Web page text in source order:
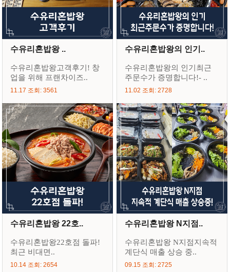
수유리혼밥왕 ..
수유리혼밥왕고객후기! 창
업을 위해 프랜차이즈..
11.17 조회: 3561
수유리혼밥왕의 인기..
수유리혼밥왕의 인기최근
주문수가 증명합니다!- ..
11.02 조회: 2728
수유리혼밥왕 22호..
수유리혼밥왕22호점 돌파!
최근 비대면..
10.14 조회: 2654
수유리혼밥왕 N지점..
수유리혼밥왕 N지점지속적
계단식 매출 상승 중..
09.15 조회: 2725